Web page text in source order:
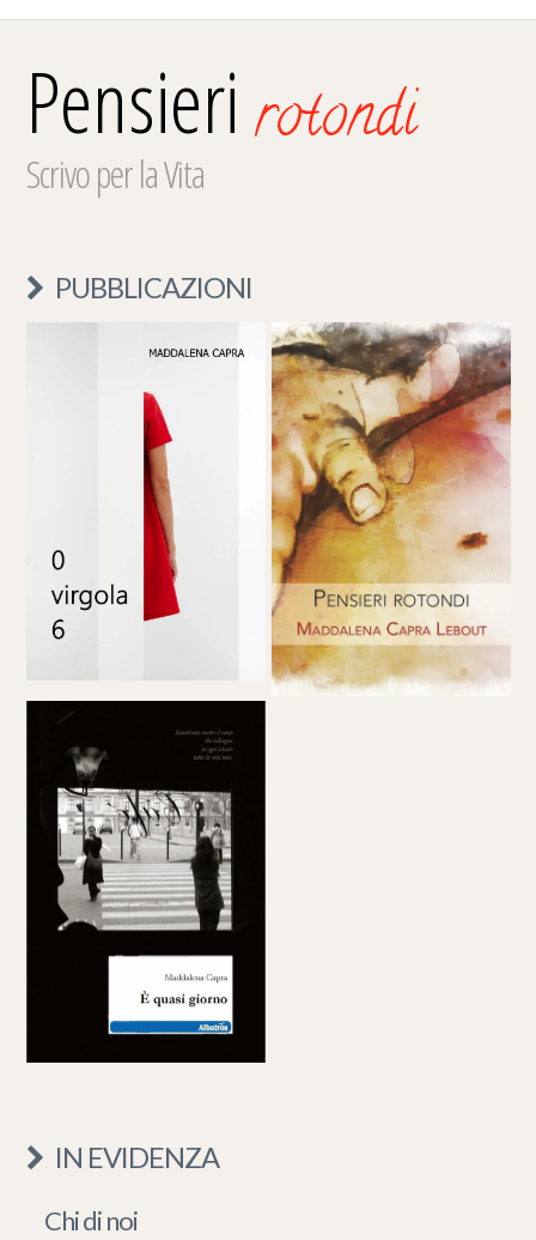
Pensierirotondi
Scrivo per la Vita
PUBBLICAZIONI
IN EVIDENZA
Chi di noi